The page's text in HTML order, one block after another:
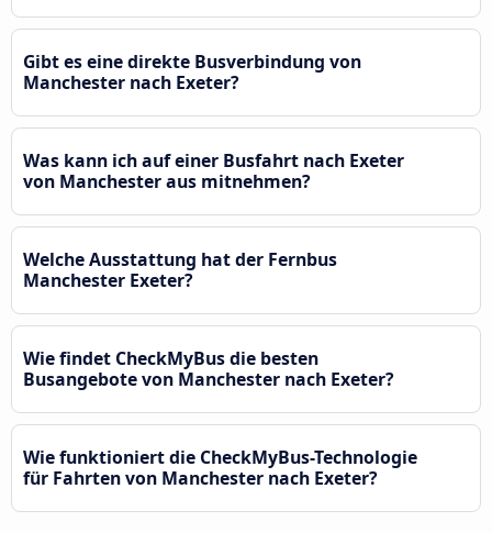
Gibt es eine direkte Busverbindung von
Manchester nach Exeter?
Was kann ich auf einer Busfahrt nach Exeter
von Manchester aus mitnehmen?
Welche Ausstattung hat der Fernbus
Manchester Exeter?
Wie findet CheckMyBus die besten
Busangebote von Manchester nach Exeter?
Wie funktioniert die CheckMyBus-Technologie
für Fahrten von Manchester nach Exeter?